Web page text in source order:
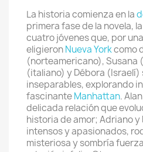
La historia comienza en la
primera fase de la novela,
cuatro jóvenes que, por
eligieronNueva Yorkcomo
(norteamericano), Susana
(italiano) y Débora (Israelí)
inseparables, explorando
fascinanteManhattan.
delicada relación que
historia de amor; Adriano y
intensos y apasionados,
misteriosa y sombría